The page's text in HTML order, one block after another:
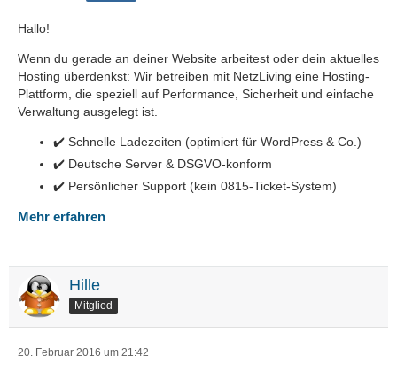
Hallo!
Wenn du gerade an deiner Website arbeitest oder dein aktuelles
Hosting überdenkst: Wir betreiben mit NetzLiving eine Hosting-
Plattform, die speziell auf Performance, Sicherheit und einfache
Verwaltung ausgelegt ist.
✔️ Schnelle Ladezeiten (optimiert für WordPress & Co.)
✔️ Deutsche Server & DSGVO-konform
✔️ Persönlicher Support (kein 0815-Ticket-System)
Mehr erfahren
Hille
Mitglied
20. Februar 2016 um 21:42